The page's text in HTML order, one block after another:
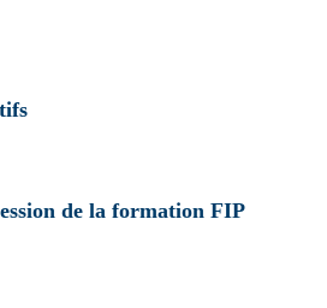
de la formation FIP